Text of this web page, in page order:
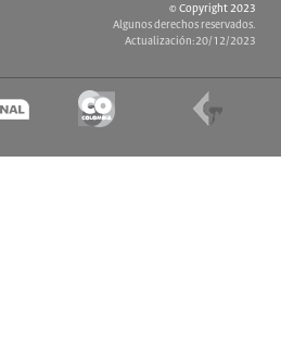
© Copyright 2023
Algunos derechos reservados.
Actualización:20/12/2023